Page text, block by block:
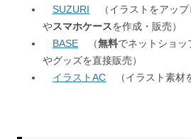
SUZURI （イラストをアップ
やスマホケースを作成・販売）
BASE （無料でネットショッ
やグッズを直接販売）
イラストAC （イラスト素材